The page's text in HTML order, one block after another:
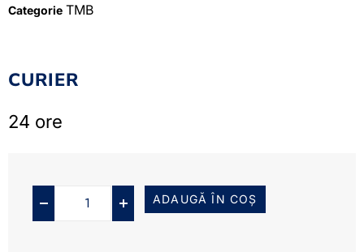
Categorie TMB
CURIER
24 ore
ADAUGĂ ÎN COȘ